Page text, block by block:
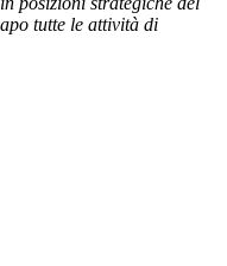
tutte le attività di